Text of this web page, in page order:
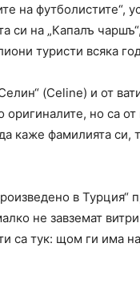
на футболистите“,
си на „Капалъ
туристи всяка
(Celine) и от
оригиналите, но са
каже фамилията си,
в Турция“
не завземат
са тук: щом ги има